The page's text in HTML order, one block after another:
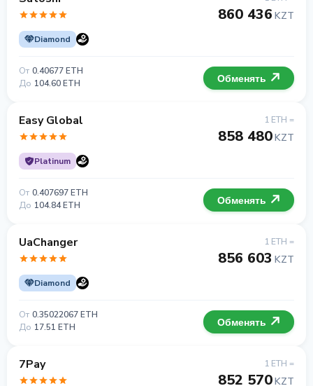
Diamond
860 436 KZT
От 0.40677 ETH
До 104.60 ETH Обменять
Easy Global
Platinum
1 ETH =
858 480KZT
От 0.407697 ETH
До 104.84 ETH Обменять
UaChanger
Diamond
1 ETH =
856 603 KZT
От 0.35022067 ETH
До 17.51 ETH Обменять
7Pay 1 ETH =
852 570KZT